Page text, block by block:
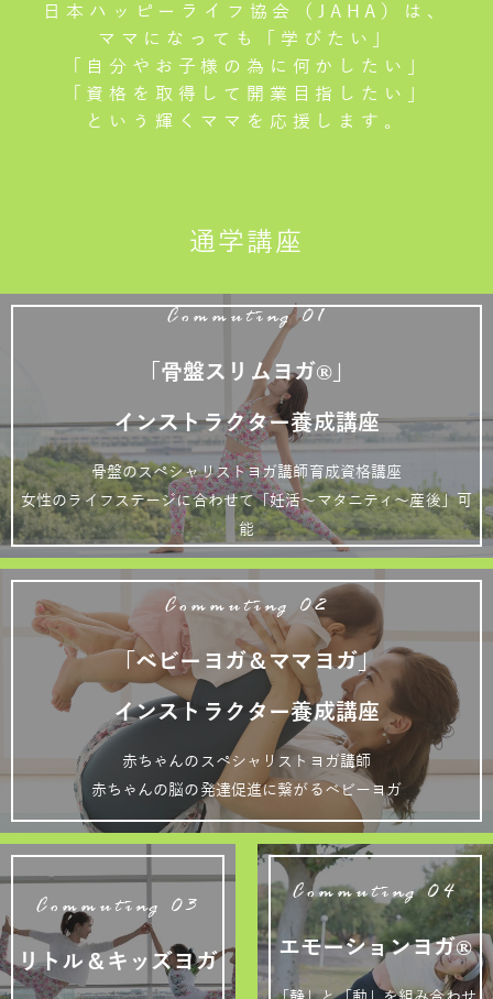
日本ハッピーライフ協会（JAHA）は、
ママになっても「学びたい」
「自分やお子様の為に何かしたい」
「資格を取得して開業目指したい」
という輝くママを応援します。
通学講座
Commuting 01
「骨盤スリムヨガ®」
インストラクター養成講座
骨盤のスペシャリストヨガ講師育成資格講座
女性のライフステージに合わせて「妊活～マタニティ～産後」可
能
Commuting 02
「ベビーヨガ＆ママヨガ」
インストラクター養成講座
赤ちゃんのスペシャリストヨガ講師
赤ちゃんの脳の発達促進に繋がるベビーヨガ
Commuting 03
リトル＆キッズヨガ
Commuting 04
エモーションヨガ®